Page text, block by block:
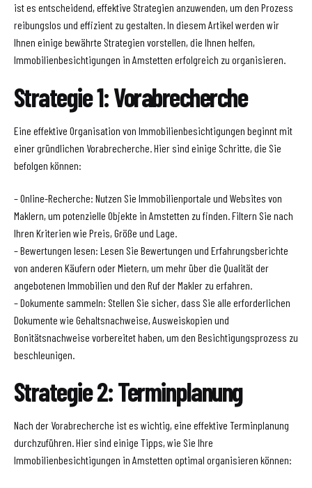
ist es entscheidend, effektive Strategien anzuwenden, um den Prozess
reibungslos und effizient zu gestalten. In diesem Artikel werden wir
Ihnen einige bewährte Strategien vorstellen, die Ihnen helfen,
Immobilienbesichtigungen in Amstetten erfolgreich zu organisieren.
Strategie 1: Vorabrecherche
Eine effektive Organisation von Immobilienbesichtigungen beginnt mit
einer gründlichen Vorabrecherche. Hier sind einige Schritte, die Sie
befolgen können:
– Online-Recherche: Nutzen Sie Immobilienportale und Websites von
Maklern, um potenzielle Objekte in Amstetten zu finden. Filtern Sie nach
Ihren Kriterien wie Preis, Größe und Lage.
– Bewertungen lesen: Lesen Sie Bewertungen und Erfahrungsberichte
von anderen Käufern oder Mietern, um mehr über die Qualität der
angebotenen Immobilien und den Ruf der Makler zu erfahren.
– Dokumente sammeln: Stellen Sie sicher, dass Sie alle erforderlichen
Dokumente wie Gehaltsnachweise, Ausweiskopien und
Bonitätsnachweise vorbereitet haben, um den Besichtigungsprozess zu
beschleunigen.
Strategie 2: Terminplanung
Nach der Vorabrecherche ist es wichtig, eine effektive Terminplanung
durchzuführen. Hier sind einige Tipps, wie Sie Ihre
Immobilienbesichtigungen in Amstetten optimal organisieren können: